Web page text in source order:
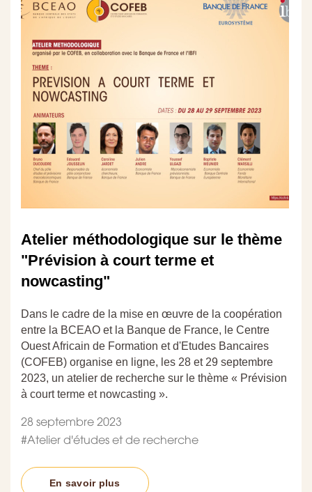
Atelier méthodologique sur le thème
"Prévision à court terme et
nowcasting"
Dans le cadre de la mise en œuvre de la coopération
entre la BCEAO et la Banque de France, le Centre
Ouest Africain de Formation et d'Etudes Bancaires
(COFEB) organise en ligne, les 28 et 29 septembre
2023, un atelier de recherche sur le thème « Prévision
à court terme et nowcasting ».
28 septembre 2023
#Atelier d'études et de recherche
En savoir plus